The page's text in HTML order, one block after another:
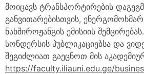
მოიცავს ტრანსპორტირების
განვითარებისთვის,
ნახშიროჟანგის ემისიის
სონდერსის პუბლიკაციებსა და
შეგიძლიათ გაეცნოთ მის
https://faculty.iliauni.edu.ge/